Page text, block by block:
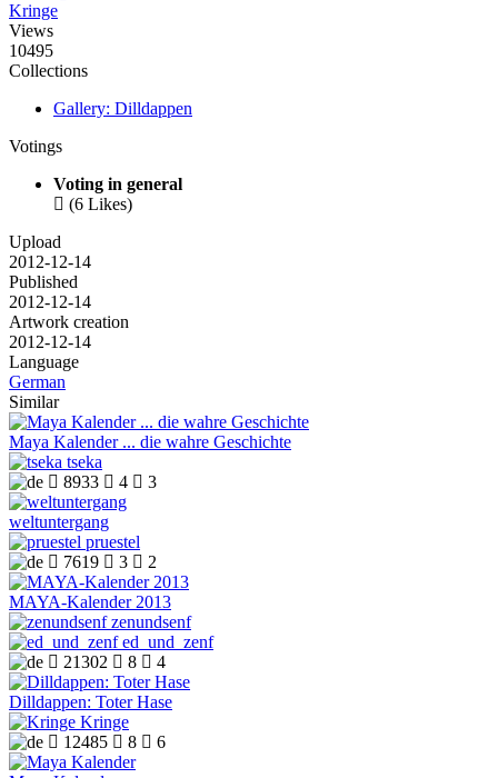
Kringe
Views
10495
Collections
Gallery: Dilldappen
Votings
Voting in general
 (6 Likes)
Upload
2012-12-14
Published
2012-12-14
Artwork creation
2012-12-14
Language
German
Similar
Maya Kalender ... die wahre Geschichte
tseka
 8933  4  3
weltuntergang
pruestel
 7619  3  2
MAYA-Kalender 2013
zenundsenf
ed_und_zenf
 21302  8  4
Dilldappen: Toter Hase
Kringe
 12485  8  6